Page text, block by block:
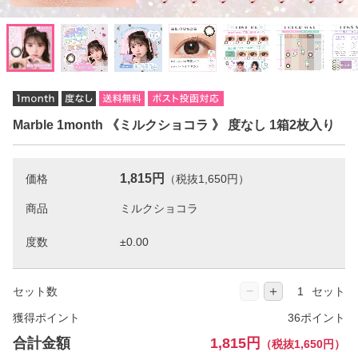
Marble 1month 《ミルクショコラ 》 度なし 1箱2枚入り
価格 1,815円 （税抜1,650円）
商品
度数
セット数 − ＋ セット
獲得ポイント 36ポイント
合計金額 1,815円 （税抜1,650円）